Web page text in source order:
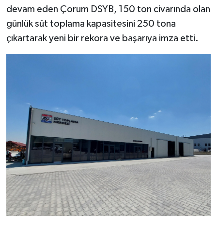
devam eden Çorum DSYB, 150 ton civarında olan
günlük süt toplama kapasitesini 250 tona
çıkartarak yeni bir rekora ve başarıya imza etti.